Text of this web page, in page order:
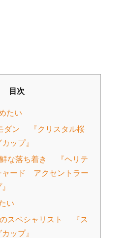
目次
たい
ダン 『クリスタル桜
ップ』
鮮な落ち着き 『ヘリテ
ャード アクセントラー
い
のスペシャリスト 『ス
ップ』